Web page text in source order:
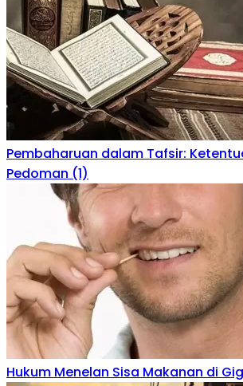
Pembaharuan dalam Tafsir:
Pedoman (1)
Hukum Menelan Sisa Makanan di